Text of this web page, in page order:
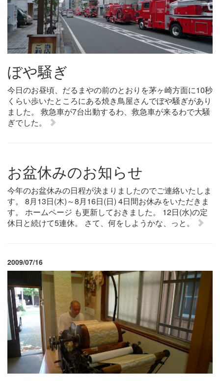
ぼや騒ぎ
今日のお昼頃、だるまやの前のとおりを茅ヶ崎方面に10秒
くらい歩いたところにある焼き鳥屋さんでぼや騒ぎがあり
ました。 救急車が7台出動するわ、救急車が来るわで大騒
ぎでした。
お盆休みのお知らせ
今年のお盆休みの日程が決まりましたのでご連絡いたしま
す。 8月13日(木)～8月16日(日) 4日間お休みをいただきま
す。 ホームページ も更新しておきました。 12日(水)の定
休日と続けて5連休。 さて、何をしようかな、っと。
2009/07/16